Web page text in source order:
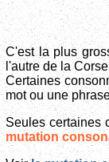
C'est la plus
l'autre de la
Certaines
mot ou une
Seules certaines
mutation